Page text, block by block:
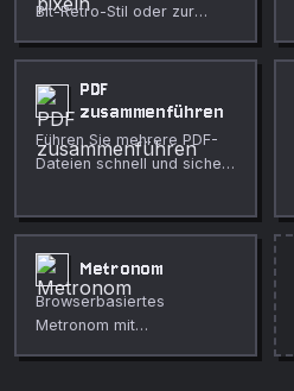
Bit-Retro-Stil oder zur
Blockgröße einstellbar, im
Browser.
PDF
zusammenführen
Führen Sie mehrere PDF-
Dateien schnell und sicher
Metronom
Browserbasiertes
Metronom mit